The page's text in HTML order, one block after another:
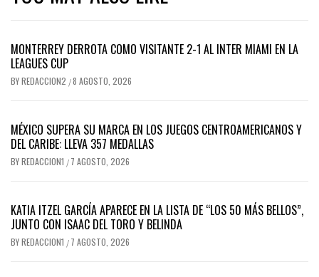
MONTERREY DERROTA COMO VISITANTE 2-1 AL INTER MIAMI EN LA
LEAGUES CUP
BYREDACCION2 /8 AGOSTO, 2026
MÉXICO SUPERA SU MARCA EN LOS JUEGOS CENTROAMERICANOS Y
DEL CARIBE: LLEVA 357 MEDALLAS
BYREDACCION1 / 7 AGOSTO, 2026
KATIA ITZEL GARCÍA APARECE EN LA LISTA DE “LOS 50 MÁS BELLOS”,
JUNTO CON ISAAC DEL TORO Y BELINDA
BYREDACCION1 / 7 AGOSTO, 2026